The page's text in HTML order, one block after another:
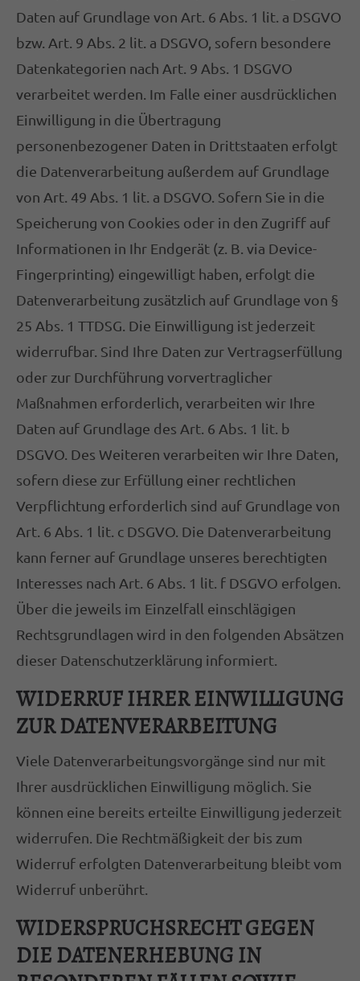
Daten auf Grundlage von Art. 6 Abs. 1 lit. a DSGVO
bzw. Art. 9 Abs. 2 lit. a DSGVO, sofern besondere
Datenkategorien nach Art. 9 Abs. 1 DSGVO
verarbeitet werden. Im Falle einer ausdrücklichen
Einwilligung in die Übertragung
personenbezogener Daten in Drittstaaten erfolgt
die Datenverarbeitung außerdem auf Grundlage
von Art. 49 Abs. 1 lit. a DSGVO. Sofern Sie in die
Speicherung von Cookies oder in den Zugriff auf
Informationen in Ihr Endgerät (z. B. via Device-
Fingerprinting) eingewilligt haben, erfolgt die
Datenverarbeitung zusätzlich auf Grundlage von §
25 Abs. 1 TTDSG. Die Einwilligung ist jederzeit
widerrufbar. Sind Ihre Daten zur Vertragserfüllung
oder zur Durchführung vorvertraglicher
Maßnahmen erforderlich, verarbeiten wir Ihre
Daten auf Grundlage des Art. 6 Abs. 1 lit. b
DSGVO. Des Weiteren verarbeiten wir Ihre Daten,
sofern diese zur Erfüllung einer rechtlichen
Verpflichtung erforderlich sind auf Grundlage von
Art. 6 Abs. 1 lit. c DSGVO. Die Datenverarbeitung
kann ferner auf Grundlage unseres berechtigten
Interesses nach Art. 6 Abs. 1 lit. f DSGVO erfolgen.
Über die jeweils im Einzelfall einschlägigen
Rechtsgrundlagen wird in den folgenden Absätzen
dieser Datenschutzerklärung informiert.
WIDERRUF IHRER EINWILLIGUNG
ZUR DATENVERARBEITUNG
Viele Datenverarbeitungsvorgänge sind nur mit
Ihrer ausdrücklichen Einwilligung möglich. Sie
können eine bereits erteilte Einwilligung jederzeit
widerrufen. Die Rechtmäßigkeit der bis zum
Widerruf erfolgten Datenverarbeitung bleibt vom
Widerruf unberührt.
WIDERSPRUCHSRECHT GEGEN
DIE DATENERHEBUNG IN